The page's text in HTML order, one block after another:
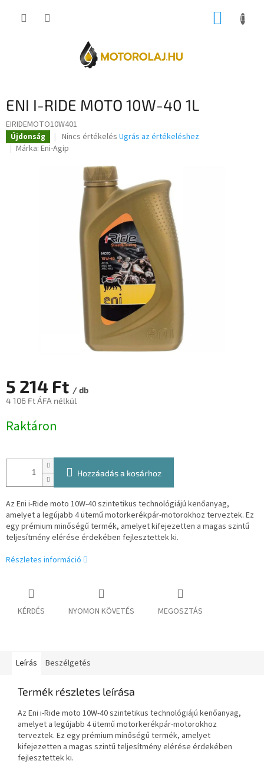
KOSÁR
ENI I-RIDE MOTO 10W-40 1L
EIRIDEMOTO10W401
Újdonság
A
termék
értékelése
csillag.
Nincs értékelés Ugrás az értékeléshez
Márka: Eni-Agip
5 214 Ft / db
4 106 Ft ÁFA nélkül
Raktáron
Hozzáadás a kosárhoz
Az Eni i-Ride moto 10W-40 szintetikus technológiájú kenőanyag,
amelyet a legújabb 4 ütemű motorkerékpár-motorokhoz terveztek. Ez
egy prémium minőségű termék, amelyet kifejezetten a magas szintű
teljesítmény elérése érdekében fejlesztettek ki.
Részletes információ
KÉRDÉS NYOMON KÖVETÉS MEGOSZTÁS
Leírás Beszélgetés
Termék részletes leírása
Az Eni i-Ride moto 10W-40 szintetikus technológiájú kenőanyag,
amelyet a legújabb 4 ütemű motorkerékpár-motorokhoz
terveztek. Ez egy prémium minőségű termék, amelyet
kifejezetten a magas szintű teljesítmény elérése érdekében
fejlesztettek ki.